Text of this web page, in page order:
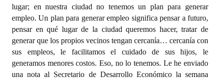
lugar; en nuestra ciudad no tenemos un plan para generar
empleo. Un plan para generar empleo significa pensar a futuro,
pensar en qué lugar de la ciudad queremos hacer, tratar de
generar que los propios vecinos tengan cercanía… cercanía con
sus empleos, le facilitamos el cuidado de sus hijos, le
generamos menores costos. Eso, no lo tenemos. Le he enviado
una nota al Secretario de Desarrollo Económico la semana